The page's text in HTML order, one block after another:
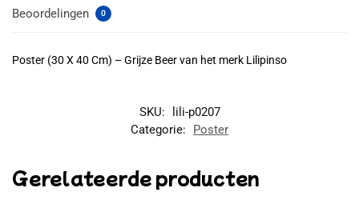
Beoordelingen 0
Poster (30 X 40 Cm) – Grijze Beer van het merk Lilipinso
SKU:
lili-p0207
Categorie:
Poster
Gerelateerde producten